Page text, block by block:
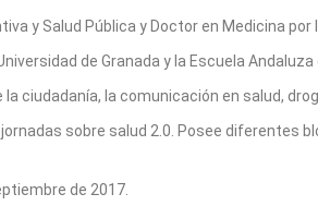
y Salud Pública y Doctor en Medicina
de Granada y la Escuela Andaluza
ciudadanía, la comunicación en salud,
sobre salud 2.0. Posee diferentes
de 2017.